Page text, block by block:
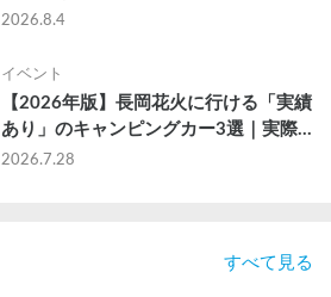
2026年完全ガイド
2026.8.4
イベント
【2026年版】長岡花火に行ける「実績
あり」のキャンピングカー3選｜実際
に利用したゲストのレビュー付き
2026.7.28
すべて見る